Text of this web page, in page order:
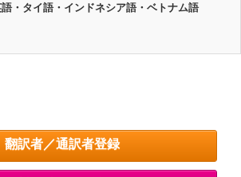
・タイ語・インドネシア語・ベトナム語
翻訳者／通訳者登録